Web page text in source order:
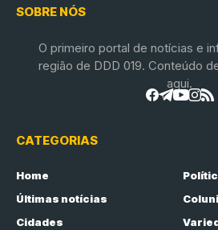
SOBRE NÓS
O primeiro portal de notícias e
região de DDD 019. Conteúdo
aqui.
CATEGORIAS
Home
Últimas notícias
Cidades